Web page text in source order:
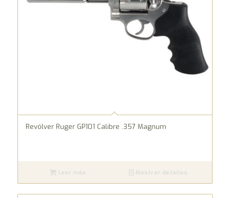
Revólver Ruger GP101 Calibre .357 Magnum
Leer más Mostrar detalles